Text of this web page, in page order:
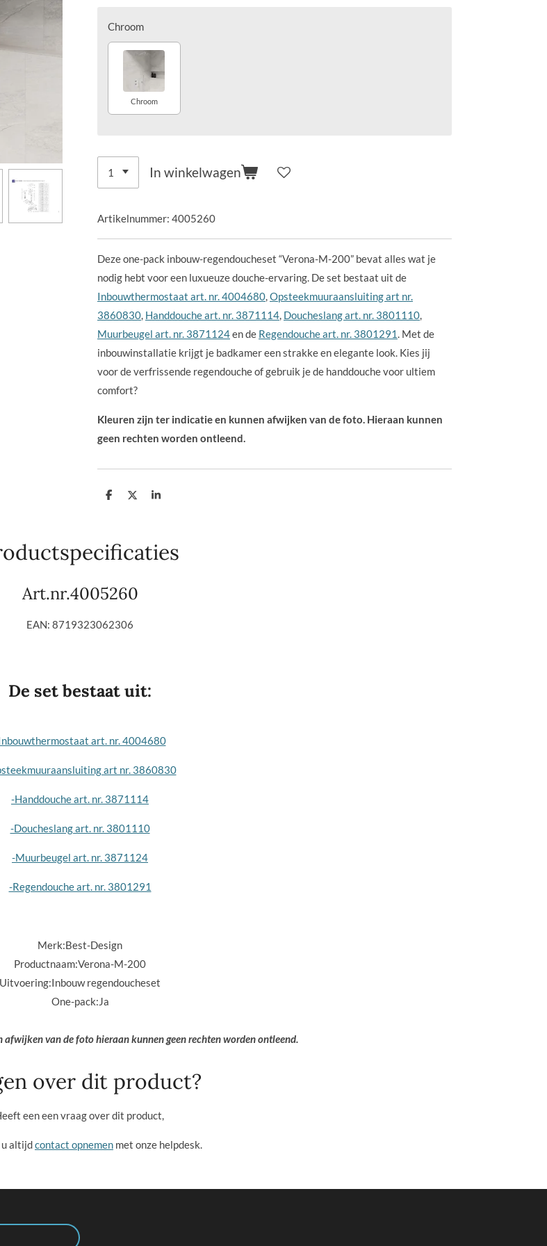
Chroom
Chroom
In winkelwagen
Artikelnummer: 4005260
Deze one-pack inbouw-regendoucheset “Verona-M-200” bevat alles wat je
nodig hebt voor een luxueuze douche-ervaring. De set bestaat uit de
Inbouwthermostaat art. nr. 4004680,Opsteekmuuraansluiting art nr.
3860830, Handdouche art. nr. 3871114, Doucheslang art. nr. 3801110,
Muurbeugel art. nr. 3871124en de Regendouche art. nr. 3801291. Met de
inbouwinstallatie krijgt je badkamer een strakke en elegante look. Kies jij
voor de verfrissende regendouche of gebruik je de handdouche voor ultiem
comfort?
Kleuren zijn ter indicatie en kunnen afwijken van de foto. Hieraan kunnen
geen rechten worden ontleend.
D
D
S
Art.nr.4005260
EAN: 8719323062306
De set bestaat uit:
art. nr. 4004680
art nr. 3860830
-Handdouche art. nr. 3871114
-Doucheslang art. nr. 3801110
-Muurbeugel art. nr. 3871124
-Regendouche art. nr. 3801291
Merk:Best-Design
Productnaam:Verona-M-200
Uitvoering:Inbouw regendoucheset
One-pack:Ja
van de foto hieraan kunnen geen rechten worden ontleend.
over dit product?
een een vraag over dit product,
u altijdcontact opnemen met onze helpdesk.